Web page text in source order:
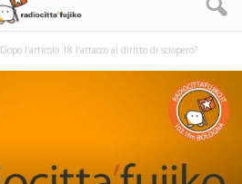
Dopo l’articolo 18 l’attacco al diritto di sciopero?